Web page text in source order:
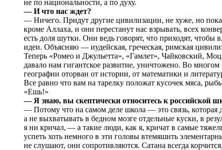
не по национальности, а по духу.
— И что нас ждет?
— Ничего. Придут другие цивилизации, не хуже, но
кроме Аллаха, и они перестанут нас взрывать, всех
есть доля шутки. Они ведь говорят, что приходят,
идеи. Объясняю — иудейская, греческая, римская
Теперь «Ромео и Джульетта», «Гамлет», Чайковский,
давало нам гигантское развитие, уничтожено. Во
географии оторван от истории, от математики и
Все равно что вам на тарелку положат кусочек мяса,
«Ешь!»
— Я знаю, вы скептически относитесь к российской
— Потому что на самом деле школа — это связь, которая
а не выхватывать в бедном мозге отдельные куски, в
я ни кричал, — а такие люди, как я, кричат в самые
успеть хоть немного в эти головы втемяшить
не слушают, они сопротивляются. Сатана всегда